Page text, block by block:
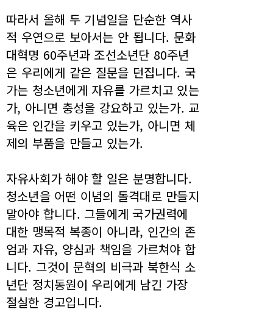
따라서 올해 두 기념일을 단순한 역사
적 우연으로 보아서는 안 됩니다. 문화
대혁명 60주년과 조선소년단 80주년
은 우리에게 같은 질문을 던집니다. 국
가는 청소년에게 자유를 가르치고 있는
가, 아니면 충성을 강요하고 있는가. 교
육은 인간을 키우고 있는가, 아니면 체
제의 부품을 만들고 있는가.
자유사회가 해야 할 일은 분명합니다.
청소년을 어떤 이념의 돌격대로 만들지
말아야 합니다. 그들에게 국가권력에
대한 맹목적 복종이 아니라, 인간의 존
엄과 자유, 양심과 책임을 가르쳐야 합
니다. 그것이 문혁의 비극과 북한식 소
년단 정치동원이 우리에게 남긴 가장
절실한 경고입니다.